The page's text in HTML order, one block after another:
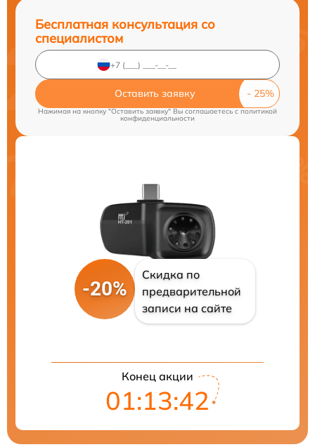
Бесплатная консультация со
специалистом
Оставить заявку
Нажимая на кнопку "Оставить заявку" Вы соглашаетесь cполитикой
конфиденциальности
-20%
Скидка по
предварительной
записи на сайте
Конец акции
01:13:41